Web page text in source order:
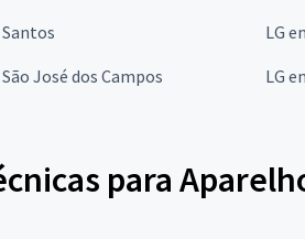
Santos LG
José dos Campos LG
para